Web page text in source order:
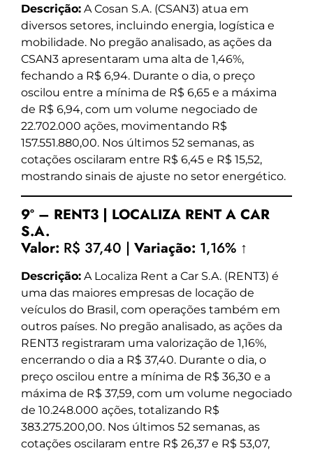
Descrição: A Cosan S.A. (CSAN3) atua em
diversos setores, incluindo energia, logística e
mobilidade. No pregão analisado, as ações da
CSAN3 apresentaram uma alta de 1,46%,
fechando a R$ 6,94. Durante o dia, o preço
oscilou entre a mínima de R$ 6,65 e a máxima
de R$ 6,94, com um volume negociado de
22.702.000 ações, movimentando R$
157.551.880,00. Nos últimos 52 semanas, as
cotações oscilaram entre R$ 6,45 e R$ 15,52,
mostrando sinais de ajuste no setor energético.
9º – RENT3 | LOCALIZA RENT A CAR
S.A.
Valor: R$ 37,40 | Variação: 1,16% ↑
Descrição: A Localiza Rent a Car S.A. (RENT3) é
uma das maiores empresas de locação de
veículos do Brasil, com operações também em
outros países. No pregão analisado, as ações da
RENT3 registraram uma valorização de 1,16%,
encerrando o dia a R$ 37,40. Durante o dia, o
preço oscilou entre a mínima de R$ 36,30 e a
máxima de R$ 37,59, com um volume negociado
de 10.248.000 ações, totalizando R$
383.275.200,00. Nos últimos 52 semanas, as
cotações oscilaram entre R$ 26,37 e R$ 53,07,